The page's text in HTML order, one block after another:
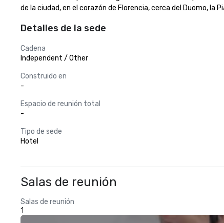
de la ciudad, en el corazón de Florencia, cerca del Duomo,
Detalles de la sede
Cadena
Independent / Other
Construido en
-
Espacio de reunión total
-
Tipo de sede
Hotel
Salas de reunión
Salas de reunión
1